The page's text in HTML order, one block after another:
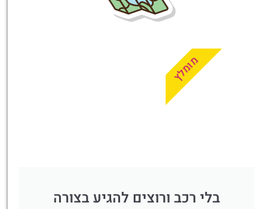
בלי רכב ורוצים להגיע בצורה
מומלץ